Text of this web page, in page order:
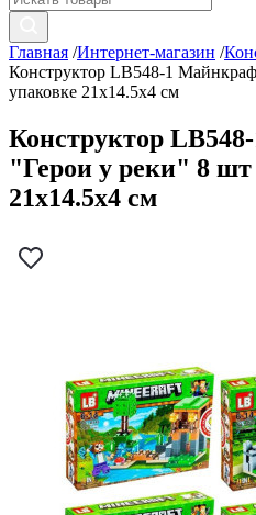
Главная /Интернет-магазин /
Конструктор LB548-1
упаковке 21х14.5х4 см
Конструктор
"Герои у реки" 8 шт
21х14.5х4 см